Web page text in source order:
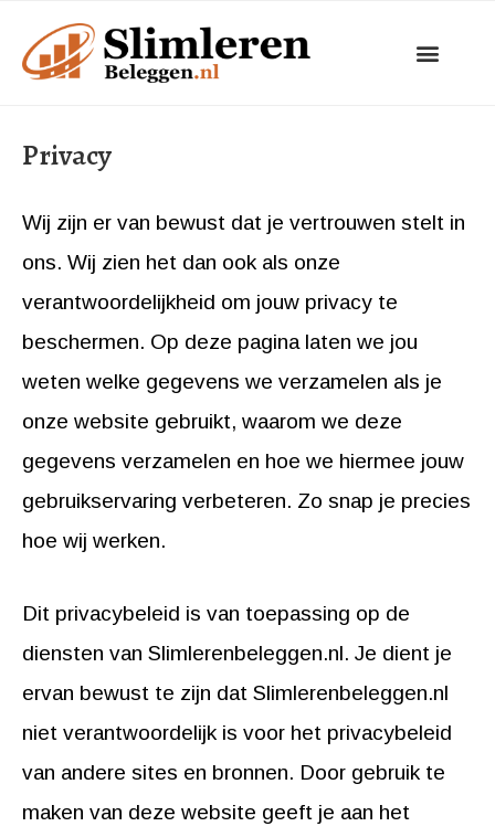
naar
Privacy
Wij zijn er van bewust dat je vertrouwen stelt in
ons. Wij zien het dan ook als onze
verantwoordelijkheid om jouw privacy te
beschermen. Op deze pagina laten we jou
weten welke gegevens we verzamelen als je
onze website gebruikt, waarom we deze
gegevens verzamelen en hoe we hiermee jouw
gebruikservaring verbeteren. Zo snap je precies
hoe wij werken.
Dit privacybeleid is van toepassing op de
diensten van Slimlerenbeleggen.nl. Je dient je
ervan bewust te zijn dat Slimlerenbeleggen.nl
niet verantwoordelijk is voor het privacybeleid
van andere sites en bronnen. Door gebruik te
maken van deze website geeft je aan het